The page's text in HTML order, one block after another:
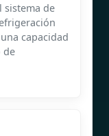
sistema de
capacidad
de